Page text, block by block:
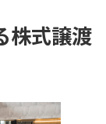
株式譲渡